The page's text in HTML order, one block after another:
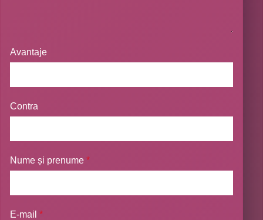
Avantaje
Contra
Nume și prenume*
E-mail*